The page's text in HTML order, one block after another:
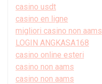
casino usdt
casino en ligne
migliori casino non aams
LOGIN ANGKASA168
casino online esteri
casino non aams
casino non aams